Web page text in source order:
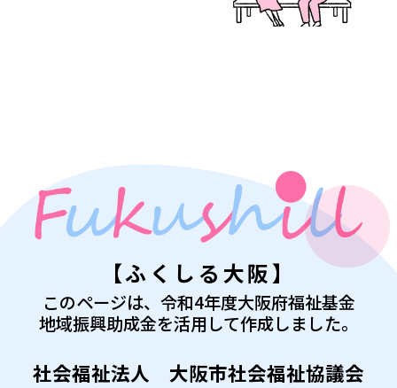
【ふくしる大阪】
このページは、令和4年度大阪府福祉基金
地域振興助成金を活用して作成しました。
社会福祉法人 大阪市社会福祉協議会